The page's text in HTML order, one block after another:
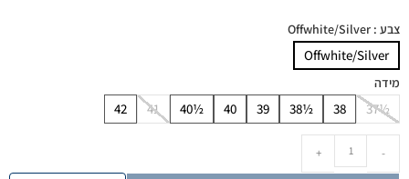
צבע : Offwhite/Silver
Offwhite/Silver
מידה
37½
38
38½
39
40
40½
41
42
-
+